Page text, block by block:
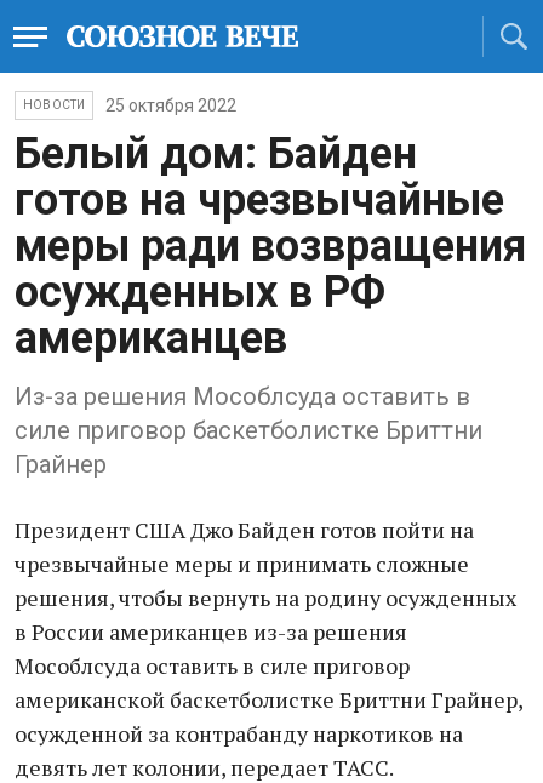
НОВОСТИ 25 октября 2022
Белый дом: Байден
готов на чрезвычайные
меры ради возвращения
осужденных в РФ
американцев
Из-за решения Мособлсуда оставить в
силе приговор баскетболистке Бриттни
Грайнер
Президент США Джо Байден готов пойти на
чрезвычайные меры и принимать сложные
решения, чтобы вернуть на родину осужденных
в России американцев из-за решения
Мособлсуда оставить в силе приговор
американской баскетболистке Бриттни Грайнер,
осужденной за контрабанду наркотиков на
девять лет колонии, передает ТАСС.